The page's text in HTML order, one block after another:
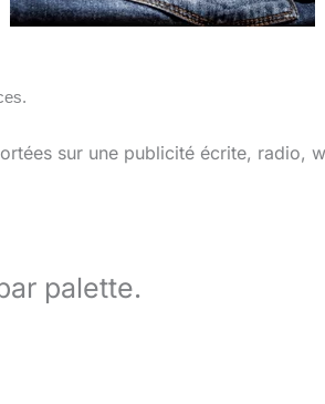
sur une publicité écrite, radio,
palette.